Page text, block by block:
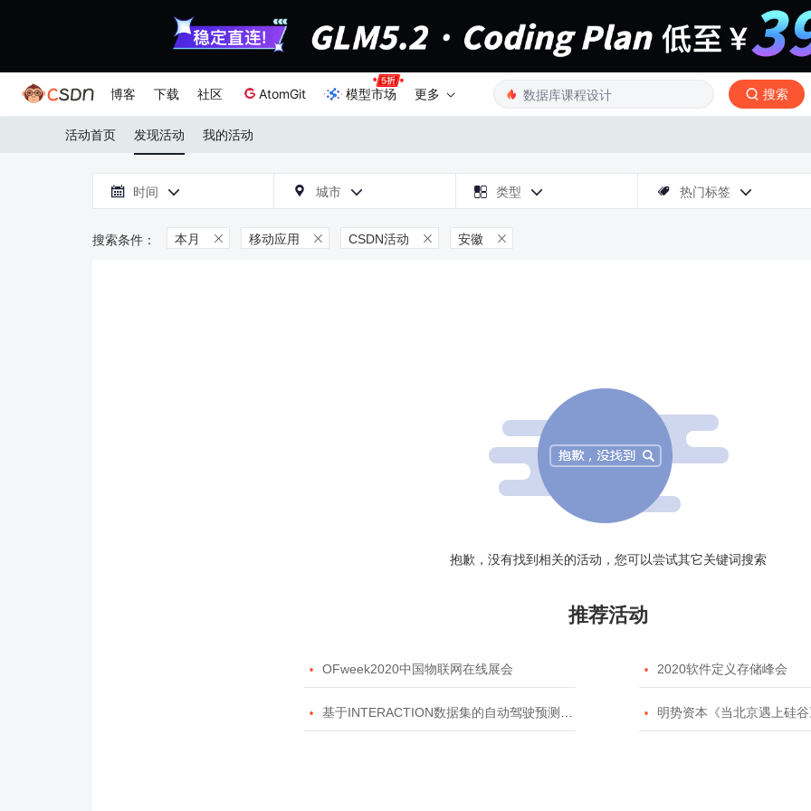
博客 下载 社区 AtomGit 模型市场 更多 搜索
活动首页 发现活动 我的活动
 时间   城市   类型   热门标签 
本月  移动应用  CSDN活动  安徽 
抱歉，没有找到相关的活动，您可以尝试其它关键词搜索
推荐活动
 OFweek2020中国物联网在线展会  2020软件定义存储峰会
 基于INTERACTION数据集的自动驾驶预测模型挑战赛  明势资本《当北京遇上硅谷》系列